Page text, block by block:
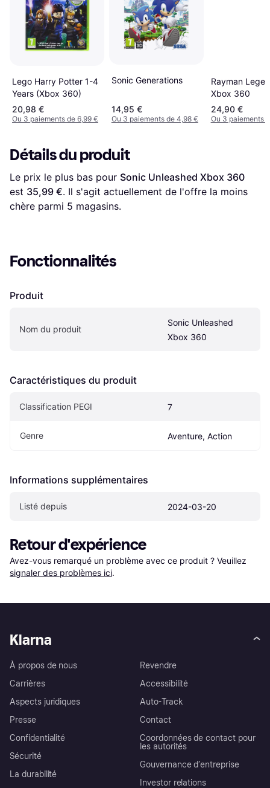
Lego Harry Potter 1-4
Years (Xbox 360)
20,98 €
Ou 3 paiements de 6,99 €
Sonic Generations
14,95 €
Ou 3 paiements de 4,98 €
Rayman
Xbox 360
24,90 €
Ou 3 paiements
Détails du produit
Le prix le plus bas pour Sonic Unleashed Xbox 360
est 35,99 €. Il s'agit actuellement de l'offre la moins
chère parmi 5 magasins.
Fonctionnalités
Produit
Nom du produit
Sonic Unleashed
Xbox 360
Caractéristiques du produit
Classification PEGI 7
Genre Aventure, Action
Informations supplémentaires
Listé depuis 2024-03-20
Retour d'expérience
Avez-vous remarqué un problème avec ce produit ? Veuillez
signaler des problèmes ici.
Klarna
À propos de nous
Carrières
Aspects juridiques
Presse
Confidentialité
Sécurité
La durabilité
Revendre
Accessibilité
Auto-Track
Contact
Coordonnées de contact pour
les autorités
Gouvernance d’entreprise
Investor relations